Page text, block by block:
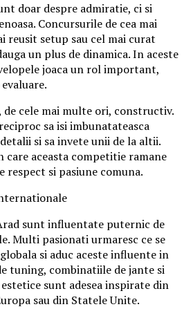
doar despre admiratie, ci si
Concursurile de cea mai
reusit setup sau cel mai curat
un plus de dinamica. In aceste
joaca un rol important,
cele mai multe ori, constructiv.
sa isi imbunatateasca
si sa invete unii de la altii.
care aceasta competitie ramane
respect si pasiune comuna.
sunt influentate puternic de
Multi pasionati urmaresc ce se
si aduc aceste influente in
tuning, combinatiile de jante si
sunt adesea inspirate din
sau din Statele Unite.